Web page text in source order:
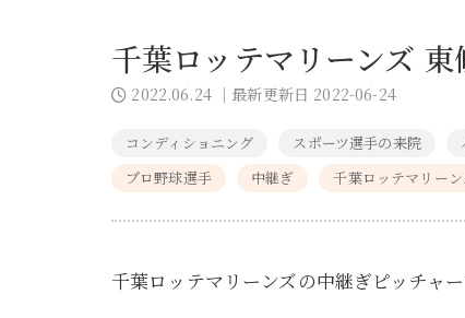
千葉ロッテマリーンズ
2022.06.24 ｜最新更新日 2022-06-24
コンディショニング スポーツ選手の来院
プロ野球選手
中継ぎ 千葉ロッテマリー
千葉ロッテマリーンズの中継ぎピッチャ